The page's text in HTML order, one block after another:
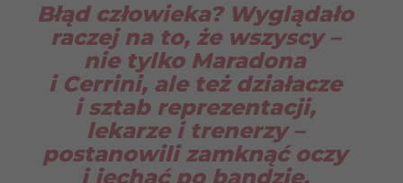
Błąd człowieka? Wyglądało
raczej na to, że wszyscy –
nie tylko Maradona
i Cerrini, ale też działacze
i sztab reprezentacji,
lekarze i trenerzy –
postanowili zamknąć oczy
i jechać po bandzie.